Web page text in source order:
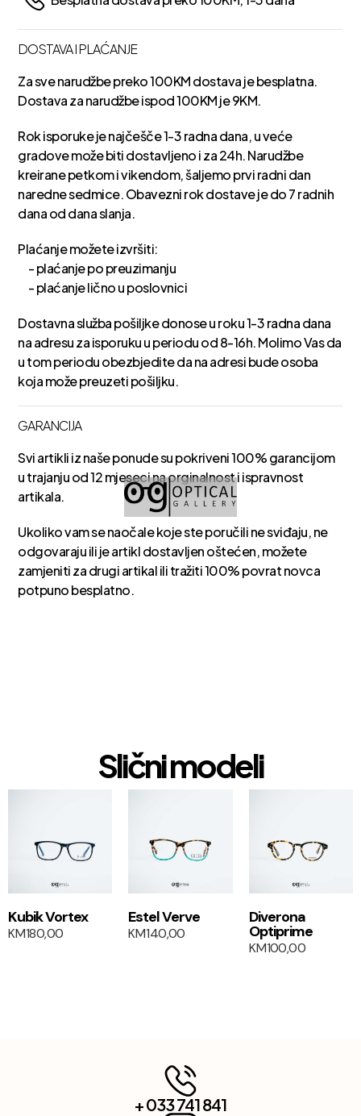
DOSTAVA I PLAĆANJE
Za sve narudžbe preko 100KM dostava je besplatna.
Dostava za narudžbe ispod 100KM je 9KM.
Rok isporuke je najčešče 1-3 radna dana, u veće
gradove može biti dostavljeno i za 24h. Narudžbe
kreirane petkom i vikendom, šaljemo prvi radni dan
naredne sedmice. Obavezni rok dostave je do 7 radnih
dana od dana slanja.
Plaćanje možete izvršiti:
- plaćanje po preuzimanju
- plaćanje lično u poslovnici
Dostavna služba pošiljke donose u roku 1-3 radna dana
na adresu za isporuku u periodu od 8-16h. Molimo Vas da
u tom periodu obezbjedite da na adresi bude osoba
koja može preuzeti pošiljku.
GARANCIJA
Svi artikli iz naše ponude su pokriveni 100% garancijom
u trajanju od 12 mjeseci na orginalnost i ispravnost
artikala.
Ukoliko vam se naočale koje ste poručili ne sviđaju, ne
odgovaraju ili je artikl dostavljen oštećen, možete
zamjeniti za drugi artikal ili tražiti 100% povrat novca
potpuno besplatno.
Slični modeli
1+1
Kubik Vortex
KM180,00
Estel Verve
KM140,00
1+1
Diverona
Optiprime
KM100,00
+ 033 741 841